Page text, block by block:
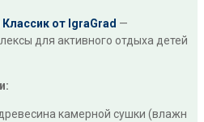
от IgraGrad —
для активного отдыха детей
камерной сушки (влажн